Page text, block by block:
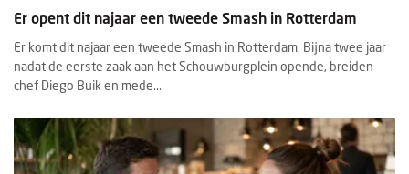
Er opent dit najaar een tweede Smash in Rotterdam
Er komt dit najaar een tweede Smash in Rotterdam. Bijna twee jaar
nadat de eerste zaak aan het Schouwburgplein opende, breiden
chef Diego Buik en mede...